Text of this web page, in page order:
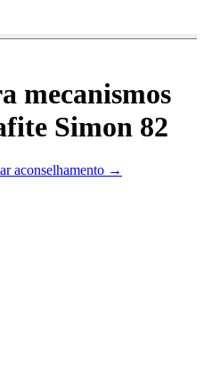
mecanismos
Simon 82
aconselhamento →